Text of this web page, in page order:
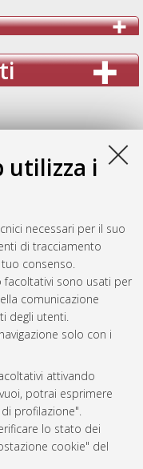
utilizza i
necessari per il suo
di tracciamento
consenso.
sono usati per
comunicazione
degli utenti.
solo con i
attivando
potrai esprimere
profilazione".
lo stato dei
cookie" del